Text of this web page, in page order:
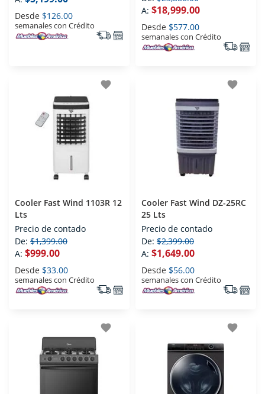
Desde $126.00
semanales con Crédito
A: $18,999.00
Desde $577.00
semanales con Crédito
favorite
Cooler Fast Wind 1103R 12
Lts
Precio de contado
De: $1,399.00
A: $999.00
Desde $33.00
semanales con Crédito
favorite
Cooler Fast Wind DZ-25RC
25 Lts
Precio de contado
De: $2,399.00
A: $1,649.00
Desde $56.00
semanales con Crédito
favorite favorite